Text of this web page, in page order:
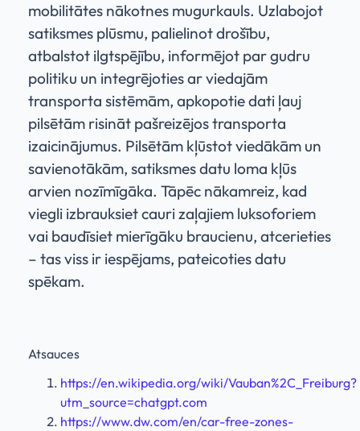
mobilitātes nākotnes mugurkauls. Uzlabojot
satiksmes plūsmu, palielinot drošību,
atbalstot ilgtspējību, informējot par gudru
politiku un integrējoties ar viedajām
transporta sistēmām, apkopotie dati ļauj
pilsētām risināt pašreizējos transporta
izaicinājumus. Pilsētām kļūstot viedākām un
savienotākām, satiksmes datu loma kļūs
arvien nozīmīgāka. Tāpēc nākamreiz, kad
viegli izbrauksiet cauri zaļajiem luksoforiem
vai baudīsiet mierīgāku braucienu, atcerieties
– tas viss ir iespējams, pateicoties datu
spēkam.
Atsauces
https://en.wikipedia.org/wiki/Vauban%2C_Freiburg?
utm_source=chatgpt.com
https://www.dw.com/en/car-free-zones-